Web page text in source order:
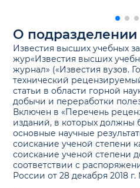
О подразделении
Известия высших учебных
жур«Известия высших
журнал» («Известия вузов.
технический
статьи в области горной
добычи и переработки
Включен в «Перечень
изданий, в которых должны
основные научные
соискание ученой степени
соискание ученой степени
соответствии с
России от 28 декабря 2018